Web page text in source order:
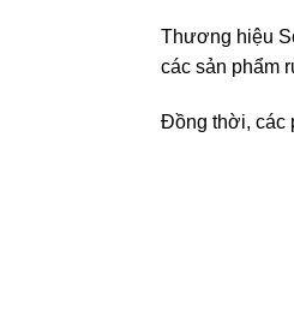
Thương hiệu
các sản phẩm
Đồng thời, các